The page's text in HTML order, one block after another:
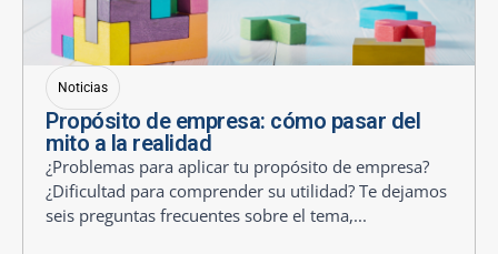
Noticias
Propósito de empresa: cómo pasar del
mito a la realidad
¿Problemas para aplicar tu propósito de empresa?
¿Dificultad para comprender su utilidad? Te dejamos
seis preguntas frecuentes sobre el tema,...